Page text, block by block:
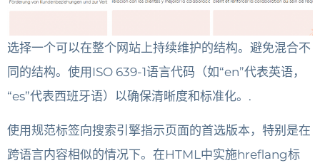
选择一个可以在整个网站上持续维护的结构。避免混合不
同的结构。使用ISO 639-1语言代码（如“en”代表英语，
“es”代表西班牙语）以确保清晰度和标准化。.
使用规范标签向搜索引擎指示页面的首选版本，特别是在
跨语言内容相似的情况下。在HTML中实施hreflang标